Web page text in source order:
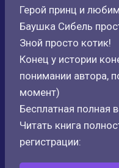
Герой принц и
Баушка Сибель
Зной просто котик!
Конец у истории
понимании автора,
момент)
Бесплатная полная
Читать книга
регистрации: